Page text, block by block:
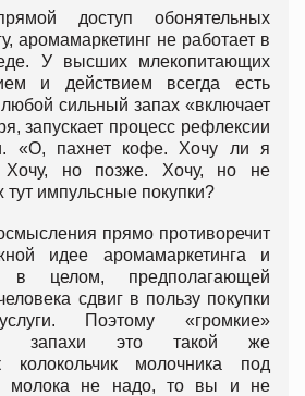
доступ обонятельных
аромамаркетинг не работает в
У высших млекопитающих
и действием всегда есть
сильный запах «включает
запускает процесс рефлексии
«О, пахнет кофе. Хочу ли я
но позже. Хочу, но не
импульсные покупки?
прямо противоречит
идее аромамаркетинга и
в целом, предполагающей
сдвиг в пользу покупки
Поэтому «громкие»
запахи это такой же
колокольчик молочника под
молока не надо, то вы и не